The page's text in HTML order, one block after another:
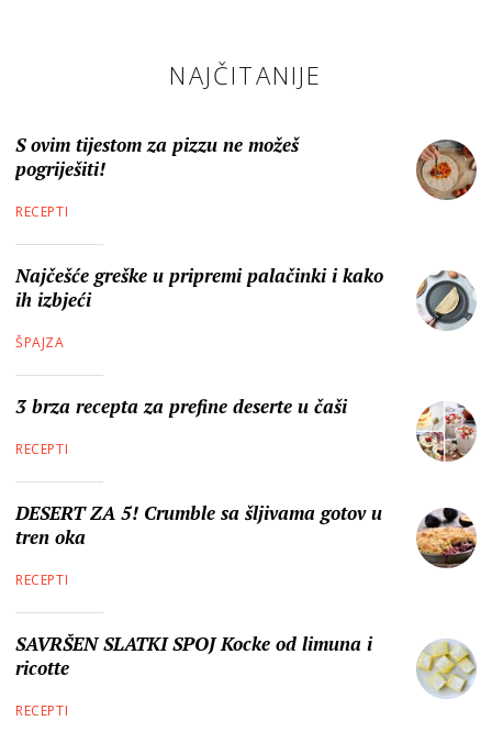
NAJČITANIJE
S ovim tijestom za pizzu ne možeš
pogriješiti!
RECEPTI
Najčešće greške u pripremi palačinki i kako
ih izbjeći
ŠPAJZA
3 brza recepta za prefine deserte u čaši
RECEPTI
DESERT ZA 5! Crumble sa šljivama gotov u
tren oka
RECEPTI
SAVRŠEN SLATKI SPOJ Kocke od limuna i
ricotte
RECEPTI